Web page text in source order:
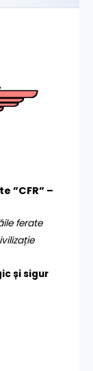
”CFR” –
ferate
și sigur